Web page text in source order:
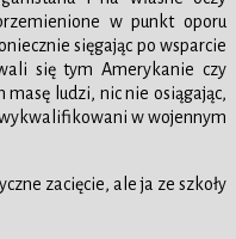
w punkt oporu
sięgając po wsparcie
się tym Amerykanie czy
ludzi, nic nie osiągając,
w wojennym
zacięcie, ale ja ze szkoły